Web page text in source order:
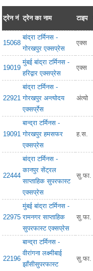
ट्रेन नं ट्रेन का नाम टाइप
15068
बांद्रा टर्मिनस -
गोरखपुर एक्सप्रेस
एक्स
19019
मुंबई बांद्रा टर्मिनस -
हरिद्वार एक्सप्रेस
एक्स
22921
बांद्रा टर्मिनस -
गोरखपुर अन्त्योदय
एक्सर्प्रेस
अंत्यो
19091
बान्द्रा टर्मिनस -
गोरखपुर हमसफर
एक्सप्रेस
ह.स.
22444
बांद्रा टर्मिनस -
कानपुर सेंट्रल
साप्ताहिक सुपरफास्ट
एक्सप्रेस
सु.फा.
22975
मुंबई बांद्रा टर्मिनस -
रामनगर साप्ताहिक
सुपरफास्ट एक्सप्रेस
सु.फा.
22196
बान्द्रा टर्मिनस -
वीरांगना लक्ष्मीबाई
झाँसीसुपरफास्ट
सु.फा.